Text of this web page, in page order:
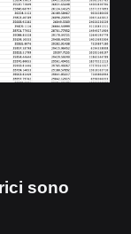
sono